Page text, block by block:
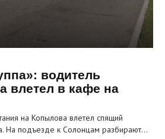
водитель
влетел в кафе на
на Копылова влетел спящий
На подъезде к Солонцам разбирают…